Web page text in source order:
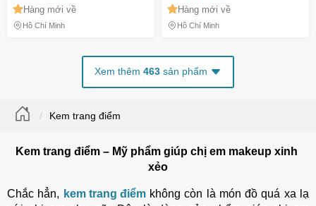
30ml, Đem Lại Làn Da
Hàng mới về
Hồ Chí Minh
Nhiên, 30ml Chính Hãng
Hàng mới về
Hồ Chí Minh
Xem thêm 463 sản phẩm
Kem trang điểm
Kem trang điểm – Mỹ phẩm giúp chị em makeup xinh
xẻo
Chắc hẳn, kem trang điểm không còn là món đồ quá xa lạ